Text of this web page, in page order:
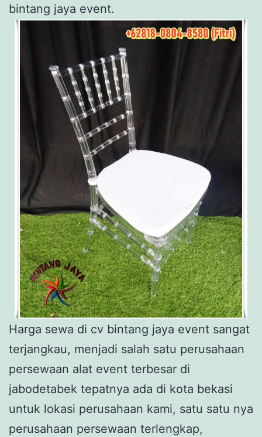
bintang jaya event.
Harga sewa di cv bintang jaya event sangat
terjangkau, menjadi salah satu perusahaan
persewaan alat event terbesar di
jabodetabek tepatnya ada di kota bekasi
untuk lokasi perusahaan kami, satu satu nya
perusahaan persewaan terlengkap,